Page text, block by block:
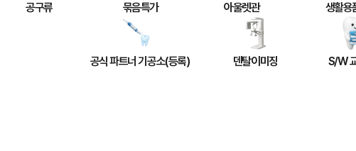
공구류 묶음특가 아울렛관 생활용
공식 파트너 기공소(등록) 덴탈이미징 S/W